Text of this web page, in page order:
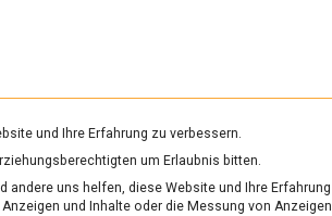
und Ihre Erfahrung zu verbessern.
um Erlaubnis bitten.
uns helfen, diese Website und Ihre Erfahrung
und Inhalte oder die Messung von Anzeigen